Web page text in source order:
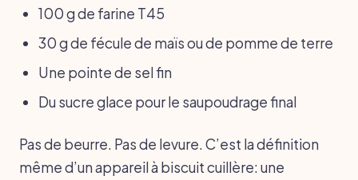
100 g de farine T45
30 g de fécule de maïs ou de pomme de terre
Une pointe de sel fin
Du sucre glace pour le saupoudrage final
Pas de beurre. Pas de levure. C’est la définition
même d’un appareil à biscuit cuillère: une